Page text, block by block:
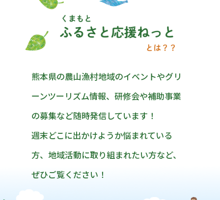
熊本県の農山漁村地域のイベントやグリ
ーンツーリズム情報、研修会や補助事業
の募集など随時発信しています！
週末どこに出かけようか悩まれている
方、地域活動に取り組まれたい方など、
ぜひご覧ください！